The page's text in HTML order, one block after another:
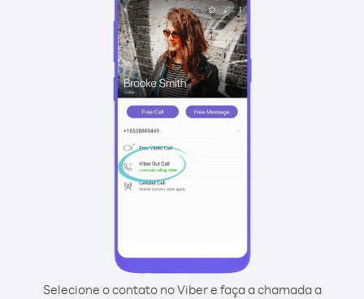
Selecione o contato no Viber e faça a chamada a